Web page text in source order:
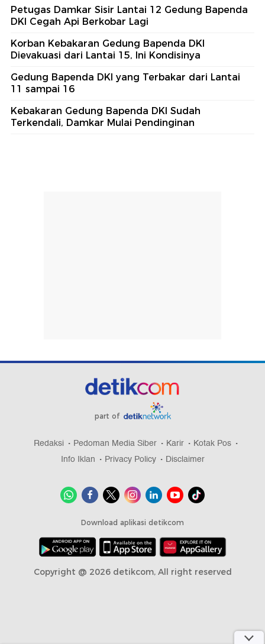
Petugas Damkar Sisir Lantai 12 Gedung Bapenda
DKI Cegah Api Berkobar Lagi
Korban Kebakaran Gedung Bapenda DKI
Dievakuasi dari Lantai 15, Ini Kondisinya
Gedung Bapenda DKI yang Terbakar dari Lantai
11 sampai 16
Kebakaran Gedung Bapenda DKI Sudah
Terkendali, Damkar Mulai Pendinginan
part of
Redaksi Pedoman Media Siber Karir
Kotak Pos
Info Iklan
Privacy Policy Disclaimer
Download aplikasi detikcom
Copyright @ 2026 detikcom, All right reserved